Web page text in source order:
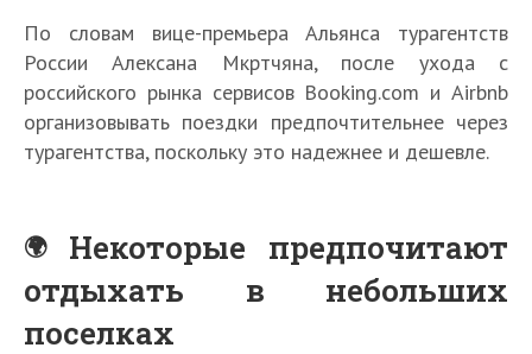
По словам вице-премьера Альянса турагентств
России Алексана Мкртчяна, после ухода с
российского рынка сервисов Booking.com и Airbnb
организовывать поездки предпочтительнее через
турагентства, поскольку это надежнее и дешевле.
Некоторые предпочитают
отдыхать в небольших
поселках